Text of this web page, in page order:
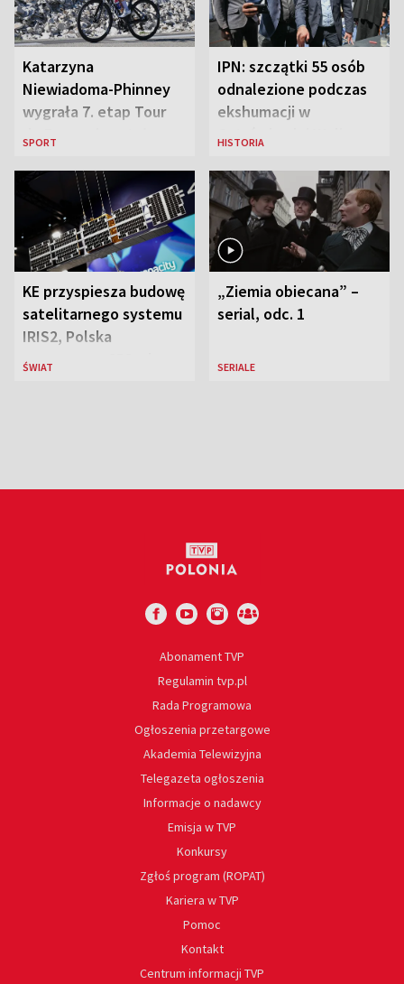
Katarzyna
Niewiadoma-Phinney
wygrała 7. etap Tour
SPORT
IPN: szczątki 55 osób
odnalezione podczas
ekshumacji w
HISTORIA
KE przyspiesza budowę
satelitarnego systemu
IRIS2, Polska
przeznaczy 656 mln
ŚWIAT
„Ziemia obiecana” –
serial, odc. 1
SERIALE
Abonament TVP
Regulamin tvp.pl
Rada Programowa
Ogłoszenia przetargowe
Akademia Telewizyjna
Telegazeta ogłoszenia
Informacje o nadawcy
Emisja w TVP
Konkursy
Zgłoś program (ROPAT)
Kariera w TVP
Pomoc
Kontakt
Centrum informacji TVP